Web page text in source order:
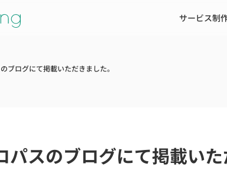
サービス制
ブログにて掲載いただきました。
パスのブログにて掲載いた